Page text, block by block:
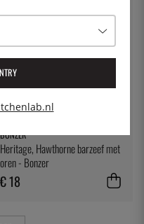
BONZER
Heritage, Hawthorne barzeef met
oren - Bonzer
€ 18